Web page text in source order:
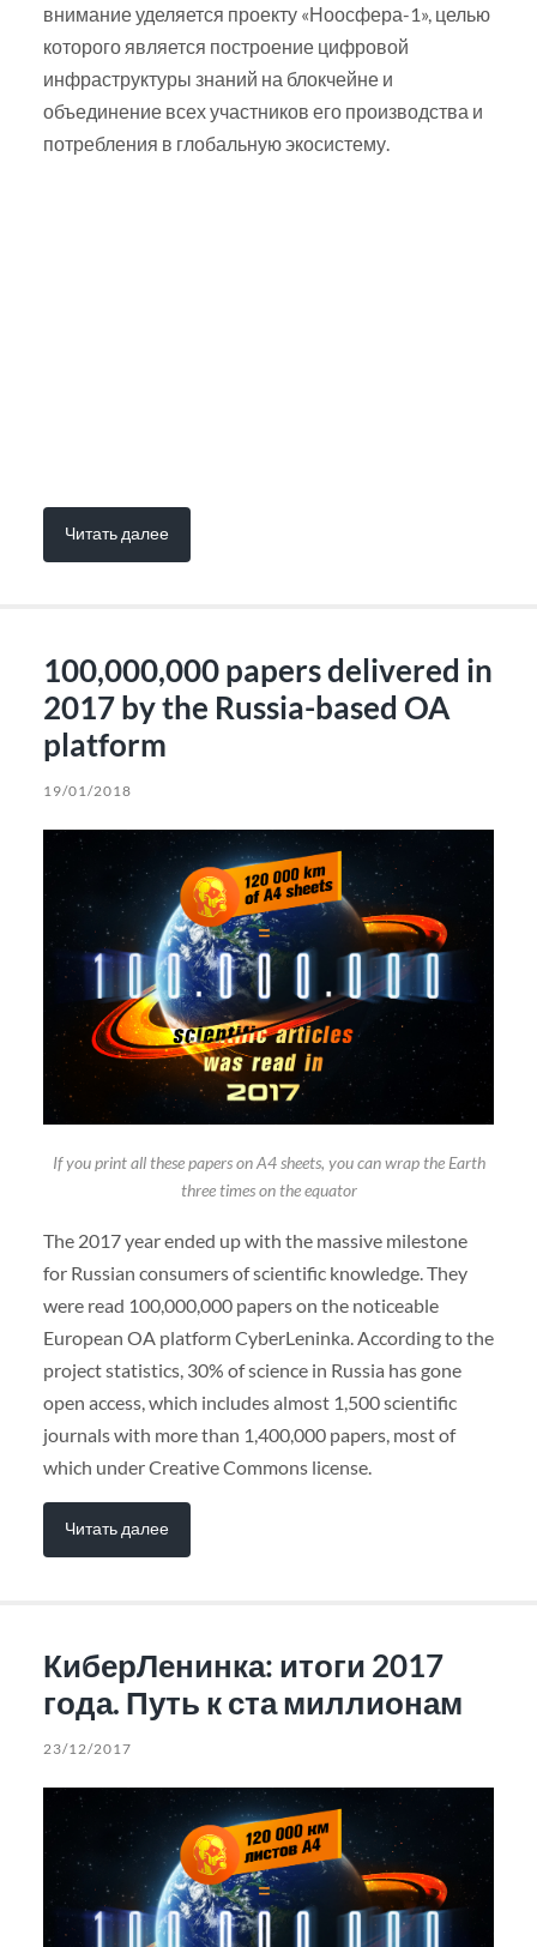
внимание уделяется проекту «Ноосфера-1», целью
которого является построение цифровой
инфраструктуры знаний на блокчейне и
объединение всех участников его производства и
потребления в глобальную экосистему.
Читать далее
100,000,000 papers delivered in
2017 by the Russia-based OA
platform
19/01/2018
If you print all these papers on A4 sheets, you can wrap the Earth
three times on the equator
The 2017 year ended up with the massive milestone
for Russian consumers of scientific knowledge. They
were read 100,000,000 papers on the noticeable
European OA platform CyberLeninka. According to the
project statistics, 30% of science in Russia has gone
open access, which includes almost 1,500 scientific
journals with more than 1,400,000 papers, most of
which under Creative Commons license.
Читать далее
КиберЛенинка: итоги 2017
года. Путь к ста миллионам
23/12/2017